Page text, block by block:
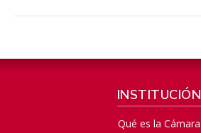
INSTITUCIÓN
Qué es la Cámara